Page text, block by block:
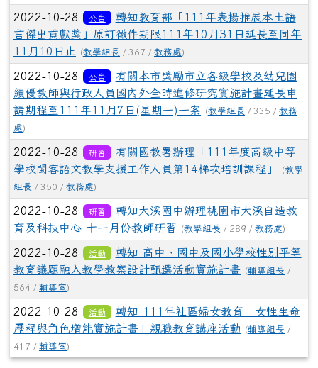
2022-10-28 公告
轉知教育部「111年表揚推展本土語
言傑出貢獻獎」原訂徵件期限111年10月31日延長至同年
11月10日止
(教學組長 / 367 / 教務處)
2022-10-28 公告
有關本市獎勵市立各級學校及幼兒園
績優教師與行政人員國內外全時進修研究實施計畫延長申
請期程至111年11月7日(星期一)一案
(教學組長 / 335 / 教務
處)
2022-10-28 研習
有關國教署辦理「111年度高級中等
學校閩客語文教學支援工作人員第14梯次培訓課程」
(教學
組長 / 350 / 教務處)
2022-10-28 研習
轉知大溪國中辦理桃園市大溪自造教
育及科技中心 十一月份教師研習
(教學組長 / 289 / 教務處)
2022-10-28 活動
轉知 高中、國中及國小學校性別平等
教育議題融入教學教案設計甄選活動實施計畫 (輔導組長 /
564 / 輔導室)
2022-10-28 活動
轉知 111年社區婦女教育─女性生命
歷程與角色增能實施計畫」親職教育講座活動
(輔導組長 /
417 / 輔導室)